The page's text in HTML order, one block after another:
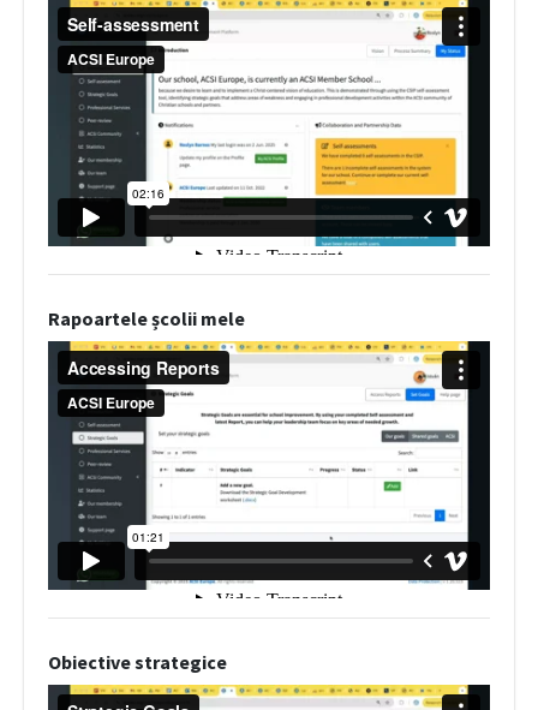
Rapoartele școlii mele
Obiective strategice